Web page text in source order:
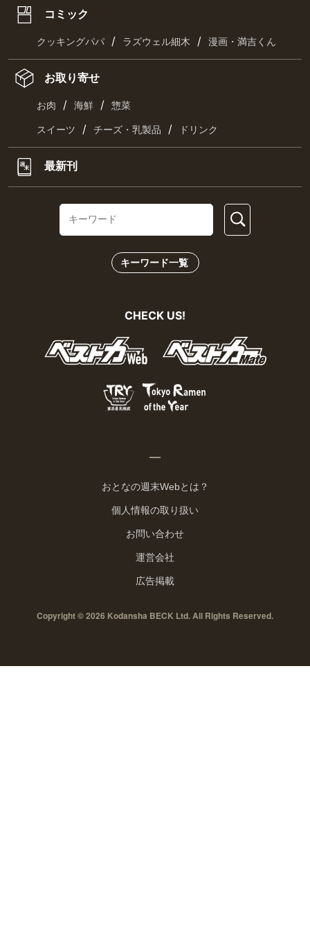
コミック
クッキングパパ / ラズウェル細木 / 漫画・満吉くん
お取り寄せ
お肉 / 海鮮 / 惣菜
スイーツ / チーズ・乳製品 / ドリンク
最新刊
キーワード一覧
CHECK US!
おとなの週末Webとは？
個人情報の取り扱い
お問い合わせ
運営会社
広告掲載
Copyright © 2026 Kodansha BECK Ltd. All Rights Reserved.